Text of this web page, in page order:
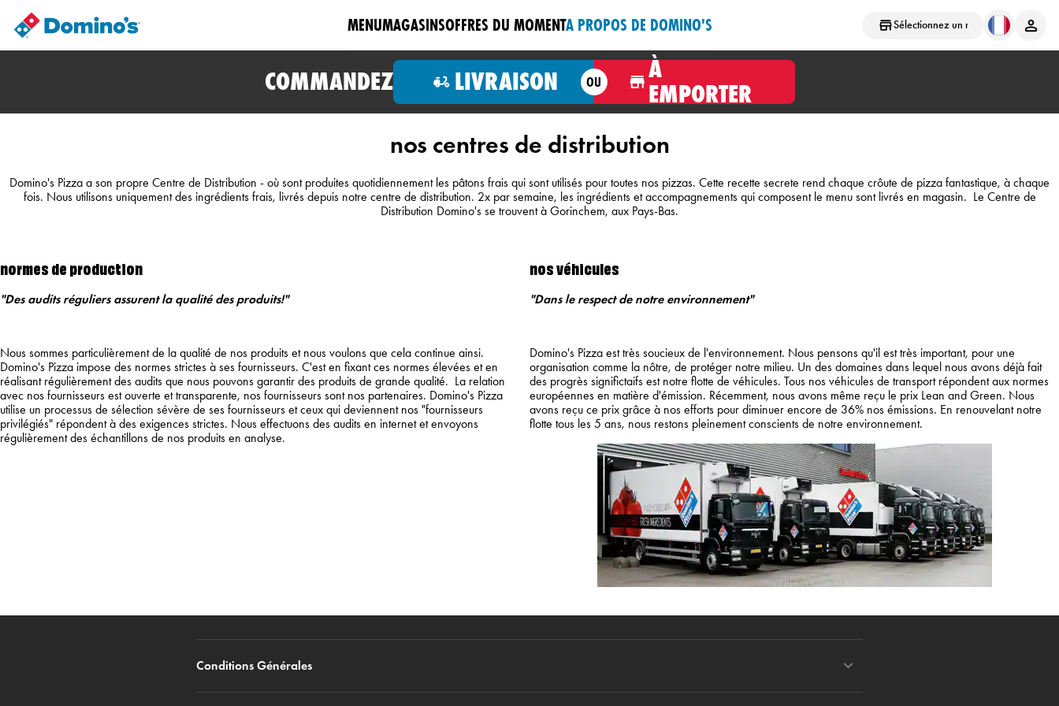
Sélectionnez un magasin
MENUMAGASINSOFFRES DU MOMENTA PROPOS DE DOMINO'S
COMMANDEZ LIVRAISON OU
À
EMPORTER
nos centres de distribution
Domino's Pizza a son propre Centre de Distribution - où sont produites quotidiennement les pâtons frais qui sont utilisés pour toutes nos pizzas. Cette recette secrete rend chaque crôute de pizza fantastique, à chaque
fois. Nous utilisons uniquement des ingrédients frais, livrés depuis notre centre de distribution. 2x par semaine, les ingrédients et accompagnements qui composent le menu sont livrés en magasin. Le Centre de
Distribution Domino's se trouvent à Gorinchem, aux Pays-Bas.
normes de production
"Des audits réguliers assurent la qualité des produits!"
Nous sommes particulièrement de la qualité de nos produits et nous voulons que cela continue ainsi.
Domino's Pizza impose des normes strictes à ses fournisseurs. C'est en fixant ces normes élevées et en
réalisant régulièrement des audits que nous pouvons garantir des produits de grande qualité. La relation
avec nos fournisseurs est ouverte et transparente, nos fournisseurs sont nos partenaires. Domino's Pizza
utilise un processus de sélection sévère de ses fournisseurs et ceux qui deviennent nos "fournisseurs
privilégiés" répondent à des exigences strictes. Nous effectuons des audits en internet et envoyons
régulièrement des échantillons de nos produits en analyse.
nos véhicules
"Dans le respect de notre environnement"
Domino's Pizza est très soucieux de l'environnement. Nous pensons qu'il est très important, pour une
organisation comme la nôtre, de protéger notre milieu. Un des domaines dans lequel nous avons déjà fait
des progrès significtaifs est notre flotte de véhicules. Tous nos véhicules de transport répondent aux normes
européennes en matière d'émission. Récemment, nous avons même reçu le prix Lean and Green. Nous
avons reçu ce prix grâce à nos efforts pour diminuer encore de 36% nos émissions. En renouvelant notre
flotte tous les 5 ans, nous restons pleinement conscients de notre environnement.
Conditions Générales